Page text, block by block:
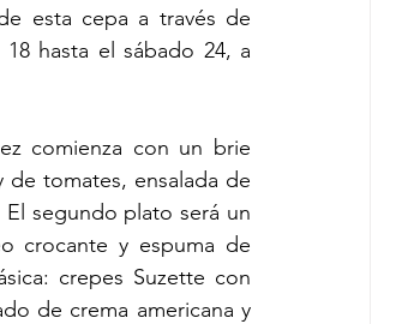
esta cepa a través de
hasta el sábado 24, a
comienza con un brie
tomates, ensalada de
El segundo plato será un
crocante y espuma de
crepes Suzette con
de crema americana y